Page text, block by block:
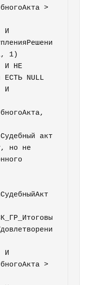
>
1)
ЕСТЬ NULL
но не
>